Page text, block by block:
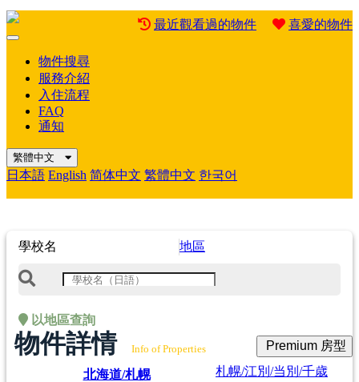
最近觀看過的物件 喜愛的物件
Mobile
物件搜尋
服務介紹
入住流程
FAQ
通知
繁體中文
日本語 English 简体中文 繁體中文 한국어
學校名 地區
以地區查詢
北海道/札幌
札幌/江別/当別/千歳
物件詳情 Info of Properties Premium 房型